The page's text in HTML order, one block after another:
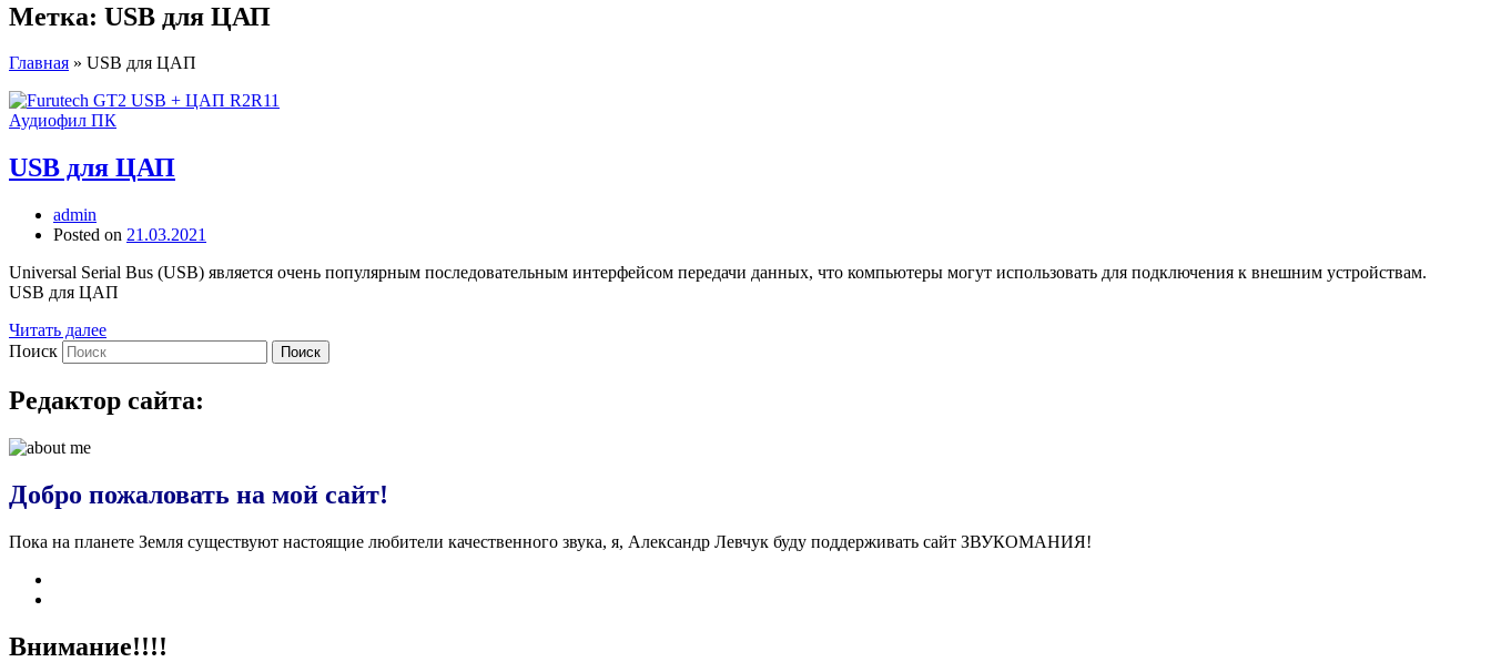
Метка: USB для ЦАП
Главная » USB для ЦАП
Аудиофил ПК
USB для ЦАП
admin
Posted on 21.03.2021
Universal Serial Bus (USB) является очень популярным последовательным интерфейсом передачи данных, что компьютеры могут использовать для подключения к внешним устройствам.
USB для ЦАП
Читать далее
Поиск
Поиск
Редактор сайта:
Добро пожаловать на мой сайт!
Пока на планете Земля существуют настоящие любители качественного звука, я, Александр Левчук буду поддерживать сайт ЗВУКОМАНИЯ!
Внимание!!!!